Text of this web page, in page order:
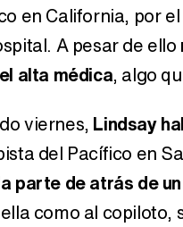
en California, por
A pesar de ello
alta médica, algo
viernes, Lindsay
del Pacífico en
parte de atrás de
como al copiloto,